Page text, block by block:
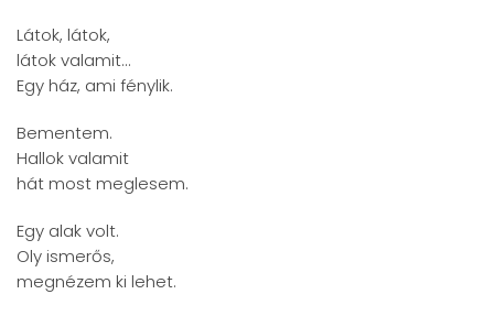
Látok, látok,
látok valamit...
Egy ház, ami fénylik.
Bementem.
Hallok valamit
hát most meglesem.
Egy alak volt.
Oly ismerős,
megnézem ki lehet.